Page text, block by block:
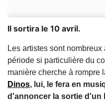
Il sortira le 10 avril.
Les artistes sont
période si particulière du
manière cherche à rompre
Dinos, lui, le fera en
d'annoncer la sortie d'un